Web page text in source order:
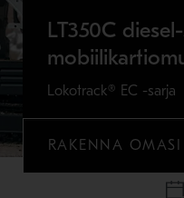
LT350C
Lokotrack® EC -sarja
RAKENNA OMASI